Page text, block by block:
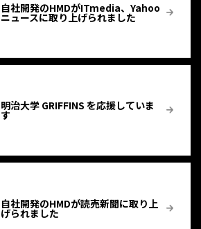
自社開発のHMDがITmedia、Yahoo
ニュースに取り上げられました
明治大学 GRIFFINS を応援していま
す
自社開発のHMDが読売新聞に取り上
げられました